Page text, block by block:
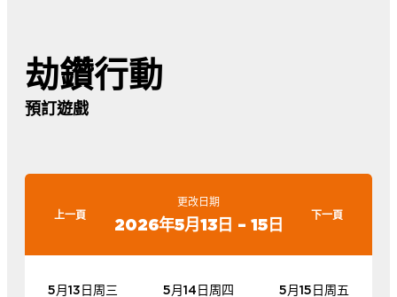
劫鑽行動
預訂遊戲
上一頁
更改日期
2026年5月13日 – 15日 下一頁
5月13日周三 5月14日周四 5月15日周五